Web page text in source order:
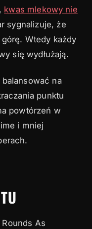
kwas mlekowy nie
sygnalizuje, że
Wtedy każdy
się wydłużają.
na
punktu
powtórzeń w
i mniej
As